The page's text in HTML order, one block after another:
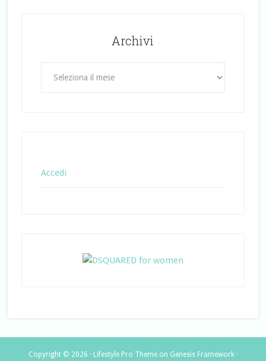
Archivi
Accedi
Copyright © 2026 · Lifestyle Pro Themeon Genesis Framework·